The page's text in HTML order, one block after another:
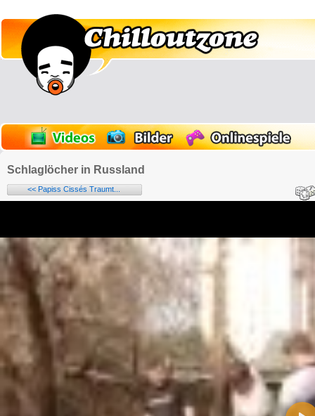
Schlaglöcher in Russland
<< Papiss Cissés Traumt...